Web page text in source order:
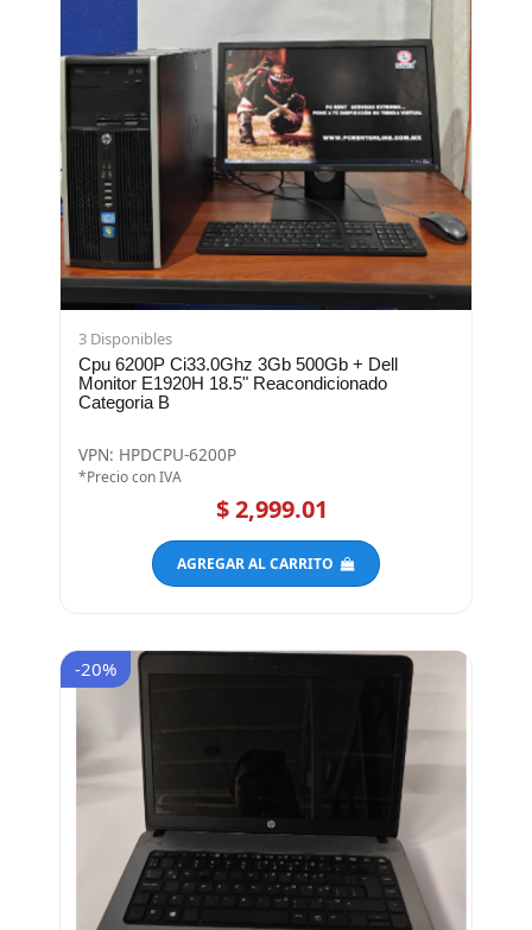
3 Disponibles
Cpu 6200P Ci33.0Ghz 3Gb 500Gb + Dell
Monitor E1920H 18.5" Reacondicionado
VPN: HPDCPU-6200P
$ 2,999.01
AGREGAR AL CARRITO
-20%